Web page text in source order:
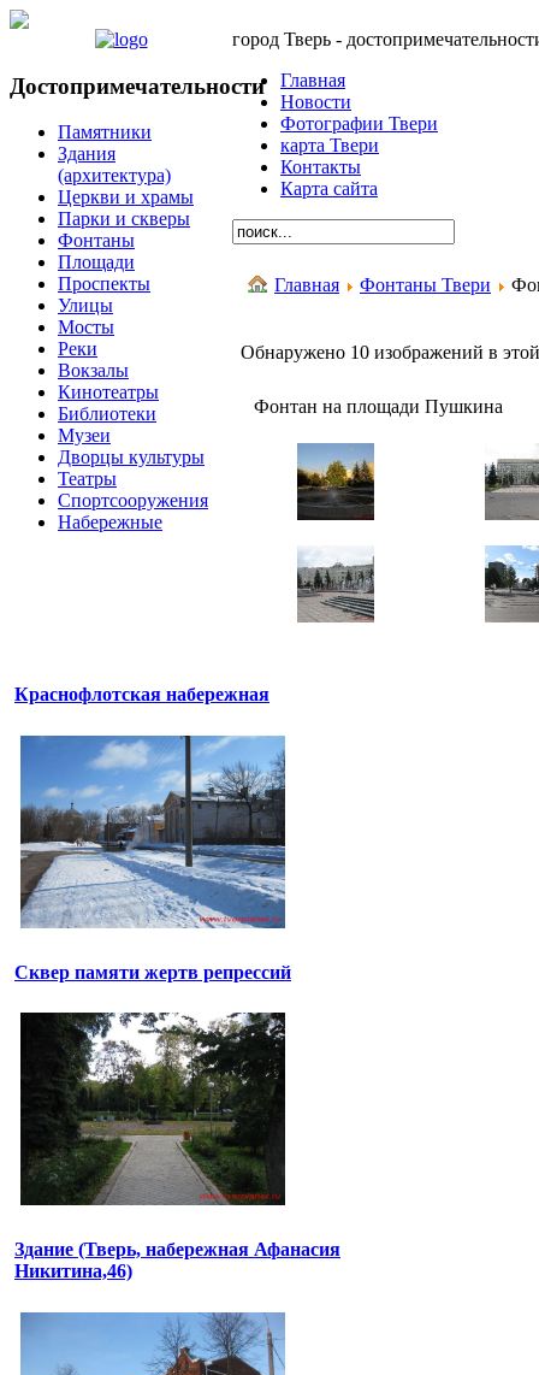
Достопримечательности
Памятники
Здания
(архитектура)
Церкви и храмы
Парки и скверы
Фонтаны
Площади
Проспекты
Улицы
Мосты
Реки
Вокзалы
Кинотеатры
Библиотеки
Музеи
Дворцы культуры
Театры
Спортсооружения
Набережные
город Тверь -
Главная
Новости
Фотографии Твери
карта Твери
Контакты
Карта сайта
Главная Фонтаны Твери
Обнаружено 10 изображений в
Фонтан на площади Пушкина
Краснофлотская набережная
Сквер памяти жертв репрессий
Здание (Тверь, набережная Афанасия
Никитина,46)